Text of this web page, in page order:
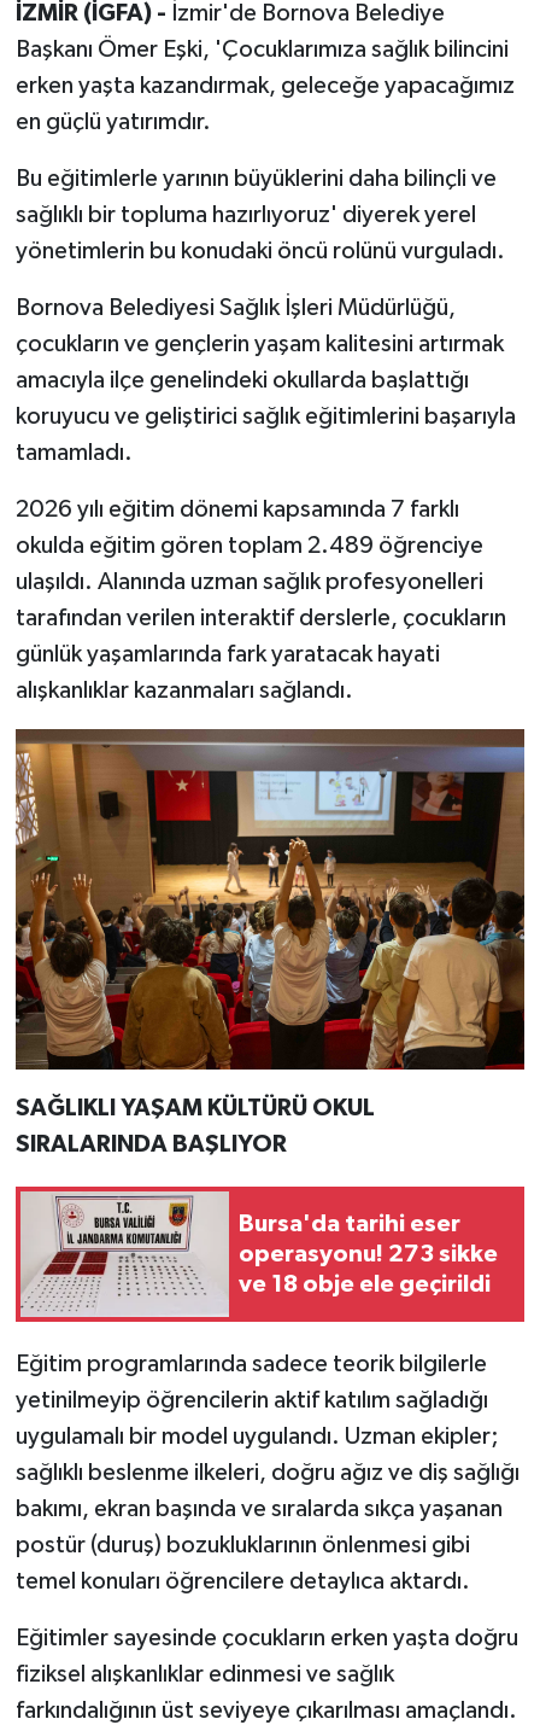
İZMİR (İGFA) - İzmir'de Bornova Belediye
Başkanı Ömer Eşki, 'Çocuklarımıza sağlık bilincini
erken yaşta kazandırmak, geleceğe yapacağımız
en güçlü yatırımdır.
Bu eğitimlerle yarının büyüklerini daha bilinçli ve
sağlıklı bir topluma hazırlıyoruz' diyerek yerel
yönetimlerin bu konudaki öncü rolünü vurguladı.
Bornova Belediyesi Sağlık İşleri Müdürlüğü,
çocukların ve gençlerin yaşam kalitesini artırmak
amacıyla ilçe genelindeki okullarda başlattığı
koruyucu ve geliştirici sağlık eğitimlerini başarıyla
tamamladı.
2026 yılı eğitim dönemi kapsamında 7 farklı
okulda eğitim gören toplam 2.489 öğrenciye
ulaşıldı. Alanında uzman sağlık profesyonelleri
tarafından verilen interaktif derslerle, çocukların
günlük yaşamlarında fark yaratacak hayati
alışkanlıklar kazanmaları sağlandı.
SAĞLIKLI YAŞAM KÜLTÜRÜ OKUL
SIRALARINDA BAŞLIYOR
Bursa'da tarihi eser
operasyonu! 273 sikke
ve 18 obje ele geçirildi
Eğitim programlarında sadece teorik bilgilerle
yetinilmeyip öğrencilerin aktif katılım sağladığı
uygulamalı bir model uygulandı. Uzman ekipler;
sağlıklı beslenme ilkeleri, doğru ağız ve diş sağlığı
bakımı, ekran başında ve sıralarda sıkça yaşanan
postür (duruş) bozukluklarının önlenmesi gibi
temel konuları öğrencilere detaylıca aktardı.
Eğitimler sayesinde çocukların erken yaşta doğru
fiziksel alışkanlıklar edinmesi ve sağlık
farkındalığının üst seviyeye çıkarılması amaçlandı.